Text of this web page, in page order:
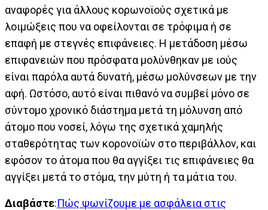
αναφορές για άλλους κορωνοϊούς σχετικά με
λοιμώξεις που να οφείλονται σε τρόφιμα ή σε
επαφή με στεγνές επιφάνειες. Η μετάδοση μέσω
επιφανειών που πρόσφατα μολύνθηκαν με ιούς
είναι παρόλα αυτά δυνατή, μέσω μολύνσεων με την
αφή. Ωστόσο, αυτό είναι πιθανό να συμβεί μόνο σε
σύντομο χρονικό διάστημα μετά τη μόλυνση από
άτομο που νοσεί, λόγω της σχετικά χαμηλής
σταθερότητας των κορονοϊών στο περιβάλλον, και
εφόσον το άτομα που θα αγγίξει τις επιφάνειες θα
αγγίξει μετά το στόμα, την μύτη ή τα μάτια του.
Διαβάστε:Πώς ψωνίζουμε με ασφάλεια στις